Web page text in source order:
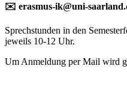
✉️ erasmus-ik@uni-
Sprechstunden in den
jeweils 10-12 Uhr.
Um Anmeldung per Mail wird